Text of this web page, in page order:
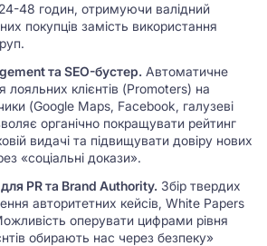
48 годин, отримуючи валідний
покупців замість використання
та SEO-бустер. Автоматичне
лояльних клієнтів (Promoters) на
(Google Maps, Facebook, галузеві
органічно покращувати рейтинг
видачі та підвищувати довіру нових
«соціальні докази».
PR та Brand Authority. Збір твердих
авторитетних кейсів, White Papers
оперувати цифрами рівня
обирають нас через безпеку»